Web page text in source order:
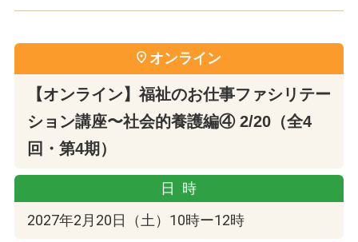
オンライン
【オンライン】福祉のお仕事ファシリテー
ション講座〜社会的養護編④ 2/20（全4
回・第4期）
日時
2027年2月20日（土）10時ー12時